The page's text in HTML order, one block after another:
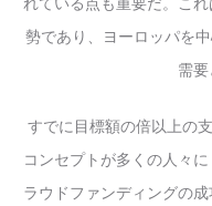
勢であり、ヨーロッパを
需要
すでに目標額の倍以上の
コンセプトが多くの人々
ラウドファンディングの